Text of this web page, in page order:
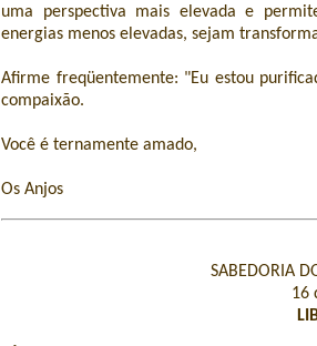
uma perspectiva mais elevada e
energias menos elevadas, sejam
Afirme freqüentemente: "Eu estou
compaixão.
Você é ternamente amado,
Os Anjos
SABEDORIA
16